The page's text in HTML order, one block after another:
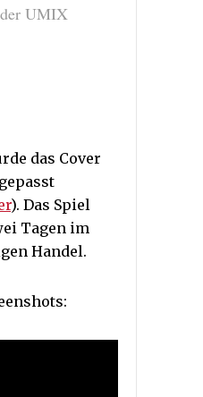
UMIX
das Cover
). Das Spiel
Tagen im
Handel.